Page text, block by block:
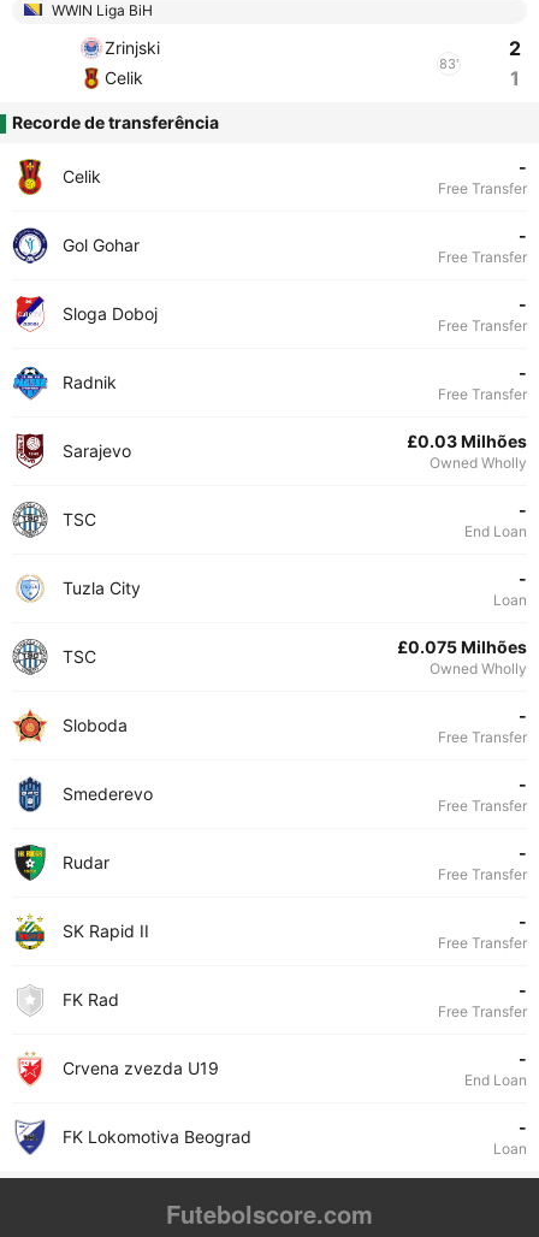
WWIN Liga BiH
Zrinjski
Celik
83'
2
1
Recorde de transferência
Celik -
Free Transfer
Gol Gohar -
Free Transfer
Sloga Doboj -
Free Transfer
Radnik -
Free Transfer
Sarajevo £0.03 Milhões
Owned Wholly
TSC -
End Loan
Tuzla City -
Loan
TSC £0.075 Milhões
Owned Wholly
Sloboda -
Free Transfer
Smederevo -
Free Transfer
Rudar -
Free Transfer
SK Rapid II -
Free Transfer
FK Rad -
Free Transfer
Crvena zvezda U19 -
End Loan
FK Lokomotiva Beograd -
Loan
Futebolscore.com